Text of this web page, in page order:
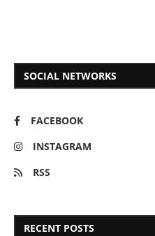
SOCIAL NETWORKS
FACEBOOK
INSTAGRAM
RSS
RECENT POSTS